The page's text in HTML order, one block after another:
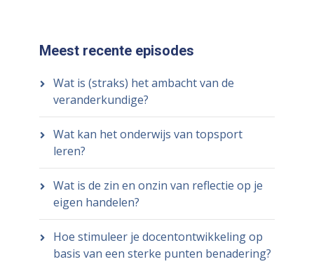
Meest recente episodes
Wat is (straks) het ambacht van de
veranderkundige?
Wat kan het onderwijs van topsport
leren?
Wat is de zin en onzin van reflectie op je
eigen handelen?
Hoe stimuleer je docentontwikkeling op
basis van een sterke punten benadering?